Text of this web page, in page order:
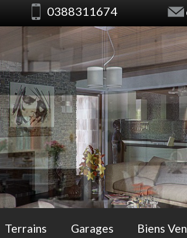
0388311674
Terrains Garages Biens